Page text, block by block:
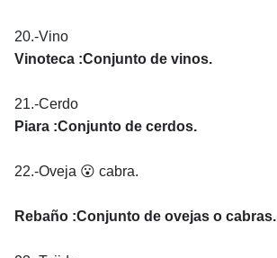
20.-Vino
Vinoteca :Conjunto de vinos.
21.-Cerdo
Piara :Conjunto de cerdos.
22.-Oveja 😮 cabra.
Rebaño :Conjunto de ovejas o cabras.